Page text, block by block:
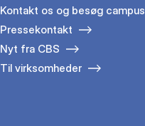
Kontakt os og besøg campus
Pressekontakt
Nyt fra CBS
Til virksomheder